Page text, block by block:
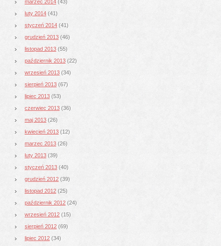
marzec 2014 (43)
luty 2014 (41)
styczeń 2014 (41)
grudzień 2013 (46)
listopad 2013 (55)
październik 2013 (22)
wrzesień 2013 (34)
sierpień 2013 (67)
lipiec 2013 (53)
czerwiec 2013 (36)
maj 2013 (26)
kwiecień 2013 (12)
marzec 2013 (26)
luty 2013 (39)
styczeń 2013 (40)
grudzień 2012 (39)
listopad 2012 (25)
październik 2012 (24)
wrzesień 2012 (15)
sierpień 2012 (69)
lipiec 2012 (34)